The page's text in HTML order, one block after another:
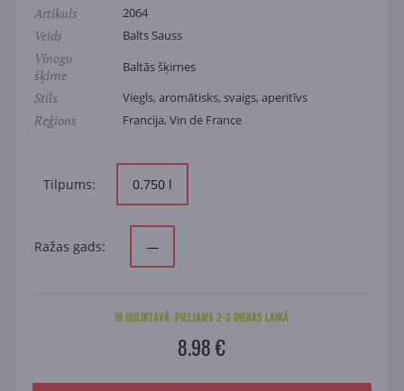
Artikuls 2064
Veids Balts Sauss
Vīnogu
šķirne
Baltās šķirnes
Stils Viegls, aromātisks, svaigs, aperitīvs
Reģions Francija, Vin de France
Tilpums: 0.750 l
Ražas gads: —
IR NOLIKTAVĀ. PIEEJAMS 2-3 DIENAS LAIKĀ
8.98 €